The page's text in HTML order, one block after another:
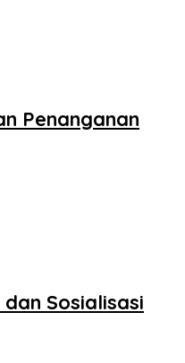
Penanganan
Sosialisasi